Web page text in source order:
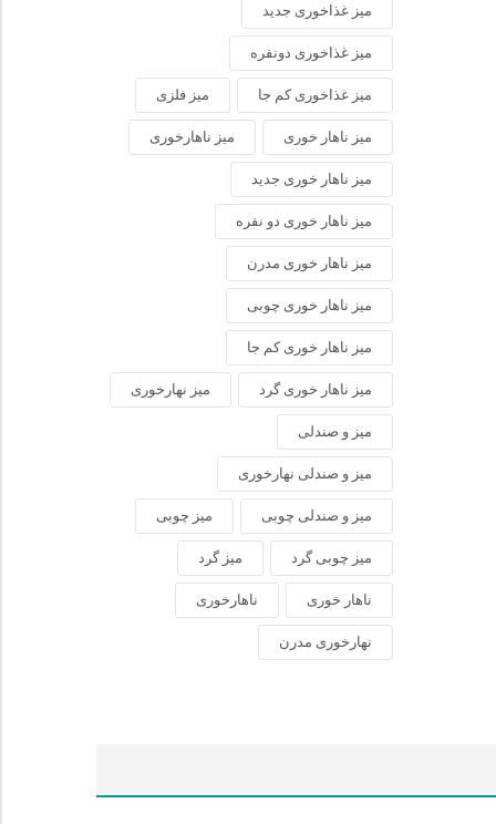
میز غذاخوری جدید
میز غذاخوری دونفره
میز غذاخوری کم جا میز فلزی
میز ناهار خوری میز ناهارخوری
میز ناهار خوری جدید
میز ناهار خوری دو نفره
میز ناهار خوری مدرن
میز ناهار خوری چوبی
میز ناهار خوری کم جا
میز ناهار خوری گرد میز نهارخوری
میز و صندلی
میز و صندلی نهارخوری
میز و صندلی چوبی میز چوبی
میز چوبی گرد میز گرد
ناهار خوری ناهارخوری
نهارخوری مدرن